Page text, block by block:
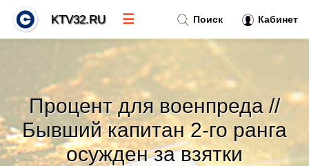
Процент для военпреда //
Бывший капитан 2-го ранга
осужден за взятки
Поиск Кабинет
KTV32.RU ☰
Тренды новостей »
Рубрики»